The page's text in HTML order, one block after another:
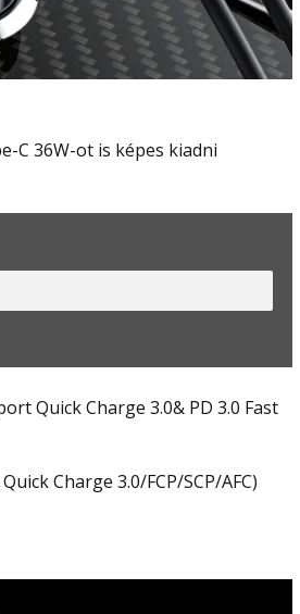
Charge 3.0/FCP/SCP/AFC)